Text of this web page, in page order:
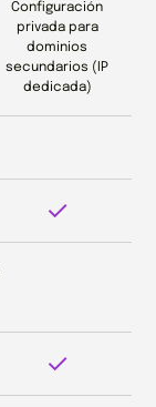
Configuración
privada para
dominios
secundarios (IP
dedicada)